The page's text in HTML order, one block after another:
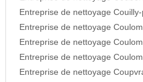
Entreprise de nettoyage
Entreprise de nettoyage
Entreprise de nettoyage
Entreprise de nettoyage
Entreprise de nettoyage